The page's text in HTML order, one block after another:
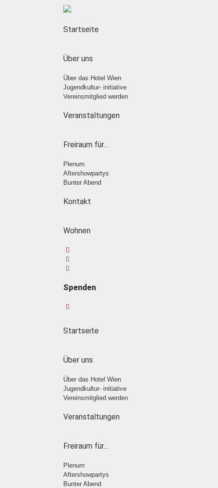
Startseite
Über uns
Über das Hotel Wien
Jugendkultur- initiative
Vereinsmitglied werden
Veranstaltungen
Freiraum für…
Plenum
Aftershowpartys
Bunter Abend
Kontakt
Wohnen
Spenden
Startseite
Über uns
Über das Hotel Wien
Jugendkultur- initiative
Vereinsmitglied werden
Veranstaltungen
Freiraum für…
Plenum
Aftershowpartys
Bunter Abend